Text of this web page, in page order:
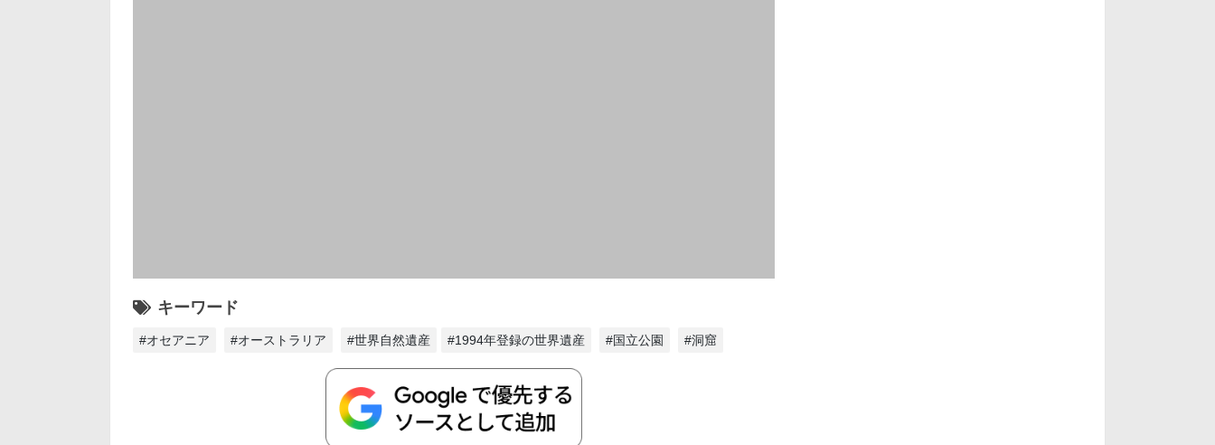
キーワード
#オセアニア #オーストラリア #世界自然遺産 #1994年登録の世界遺産 #国立公園 #洞窟